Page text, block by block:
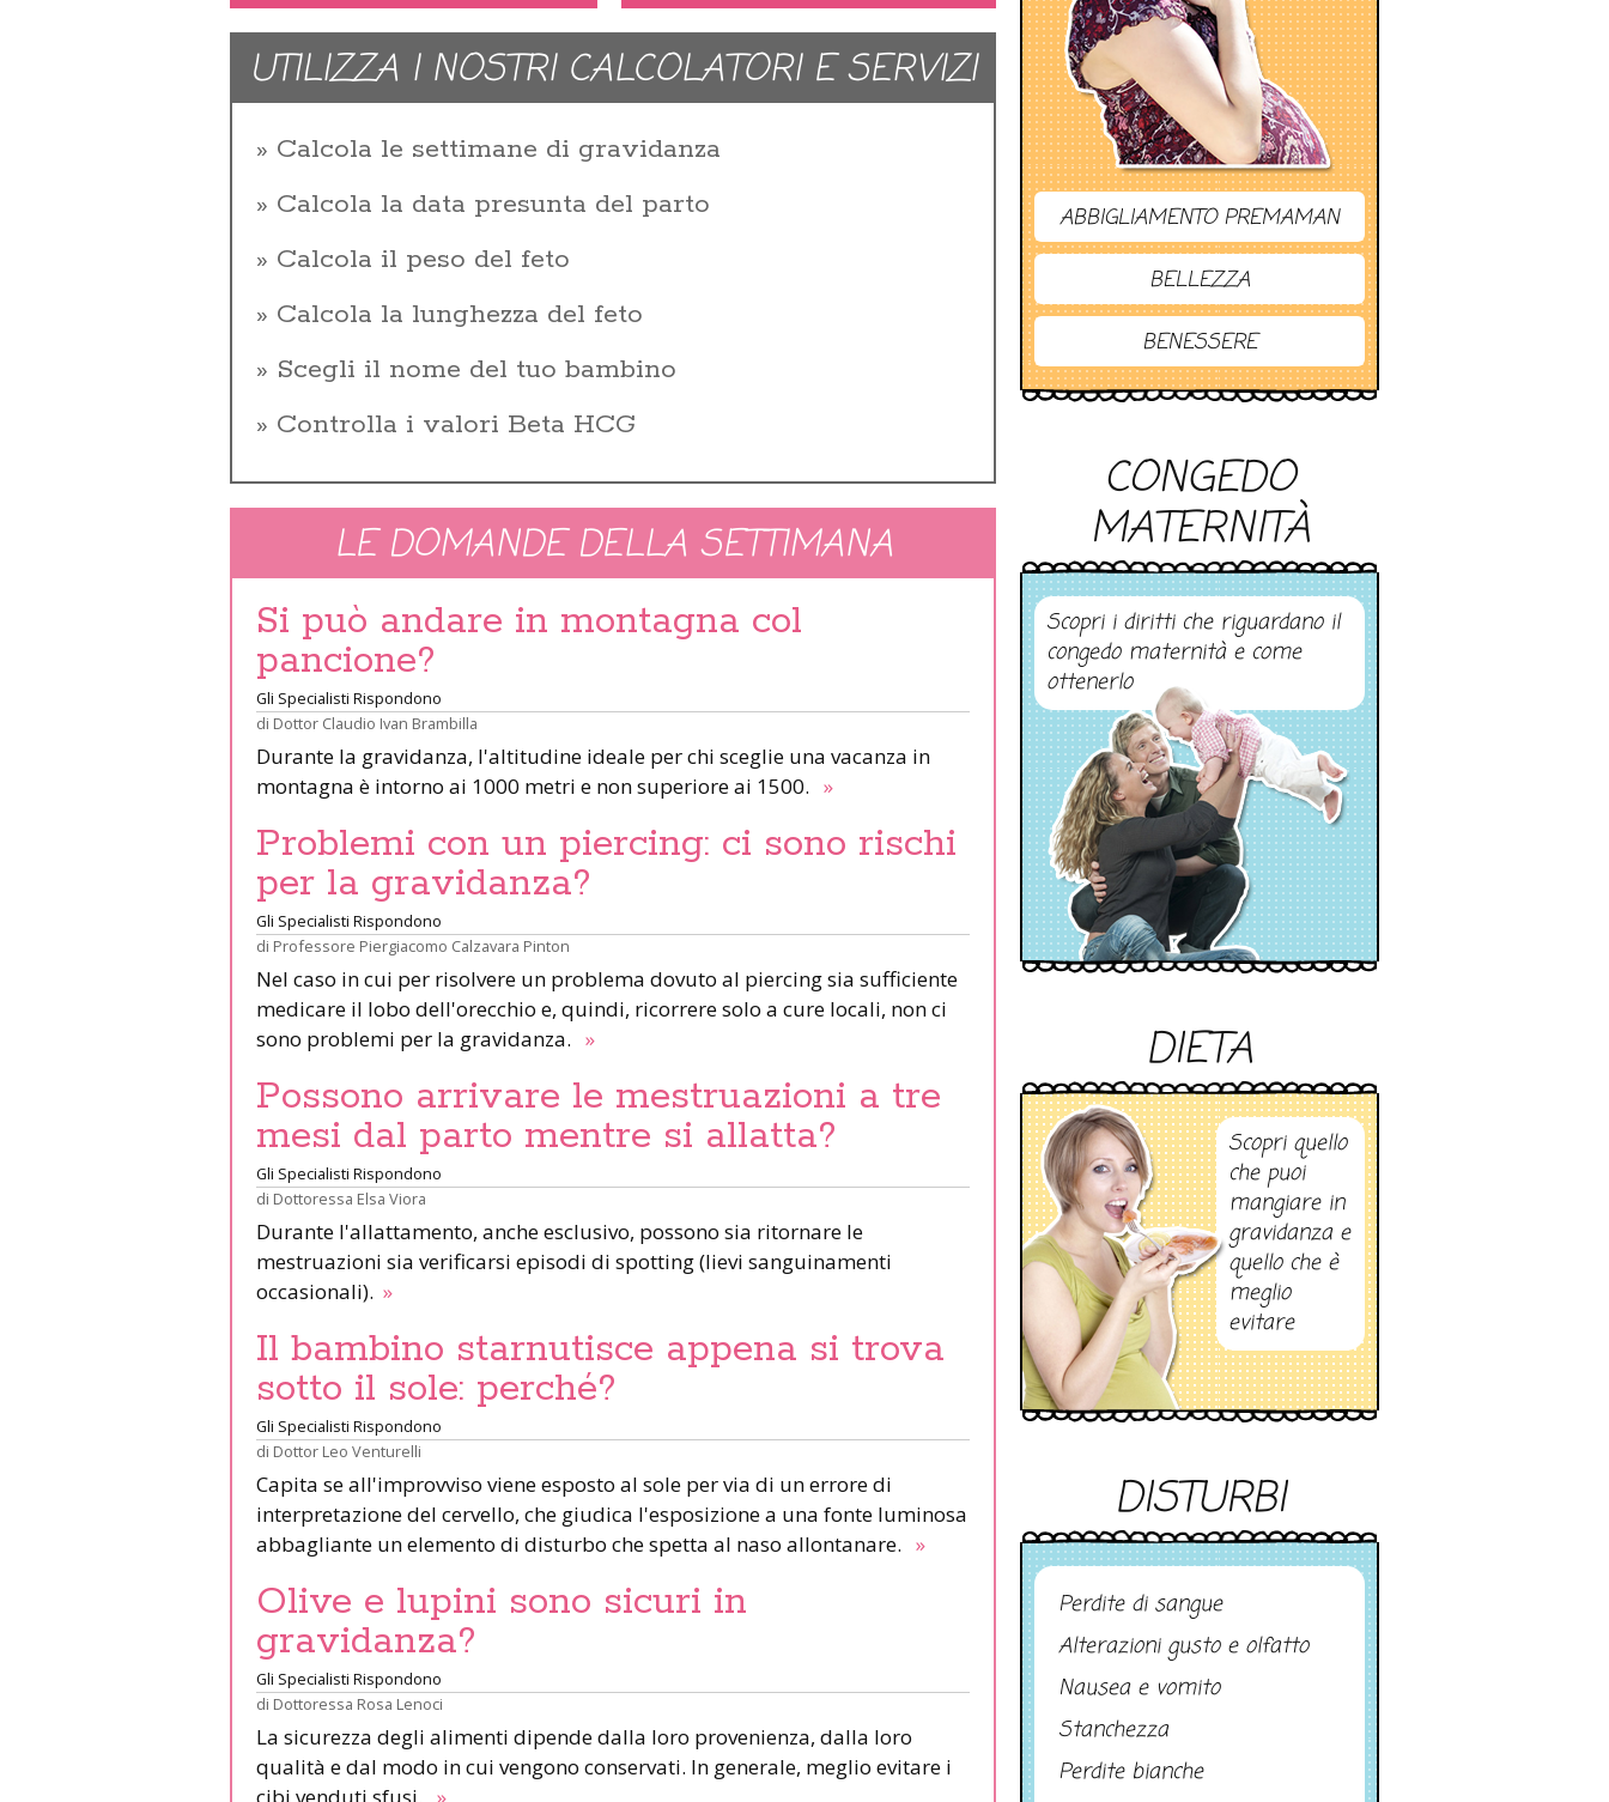
UTILIZZA I NOSTRI CALCOLATORI E SERVIZI
Calcola le settimane di gravidanza
Calcola la data presunta del parto
Calcola il peso del feto
Calcola la lunghezza del feto
Scegli il nome del tuo bambino
Controlla i valori Beta HCG
LE DOMANDE DELLA SETTIMANA
Si può andare in montagna col
pancione?
Gli Specialisti Rispondono
di Dottor Claudio Ivan Brambilla
Durante la gravidanza, l'altitudine ideale per chi sceglie una vacanza in
montagna è intorno ai 1000 metri e non superiore ai 1500. »
Problemi con un piercing: ci sono rischi
per la gravidanza?
Gli Specialisti Rispondono
di Professore Piergiacomo Calzavara Pinton
Nel caso in cui per risolvere un problema dovuto al piercing sia sufficiente
medicare il lobo dell'orecchio e, quindi, ricorrere solo a cure locali, non ci
sono problemi per la gravidanza. »
Possono arrivare le mestruazioni a tre
mesi dal parto mentre si allatta?
Gli Specialisti Rispondono
di Dottoressa Elsa Viora
Durante l'allattamento, anche esclusivo, possono sia ritornare le
mestruazioni sia verificarsi episodi di spotting (lievi sanguinamenti
occasionali). »
Il bambino starnutisce appena si trova
sotto il sole: perché?
Gli Specialisti Rispondono
di Dottor Leo Venturelli
Capita se all'improvviso viene esposto al sole per via di un errore di
interpretazione del cervello, che giudica l'esposizione a una fonte luminosa
abbagliante un elemento di disturbo che spetta al naso allontanare. »
Olive e lupini sono sicuri in
gravidanza?
Gli Specialisti Rispondono
di Dottoressa Rosa Lenoci
La sicurezza degli alimenti dipende dalla loro provenienza, dalla loro
qualità e dal modo in cui vengono conservati. In generale, meglio evitare i
ABBIGLIAMENTO PREMAMAN
BELLEZZA
BENESSERE
CONGEDO
MATERNITÀ
Scopri i diritti che riguardano il
congedo maternità e come
ottenerlo
DIETA
Scopri quello
che puoi
mangiare in
gravidanza e
quello che è
meglio
evitare
DISTURBI
Perdite di sangue
Alterazioni gusto e olfatto
Nausea e vomito
Stanchezza
Perdite bianche